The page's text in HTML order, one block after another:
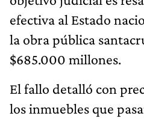
efectiva al Estado
la obra pública
$685.000 millones.
El fallo detalló con
los inmuebles que